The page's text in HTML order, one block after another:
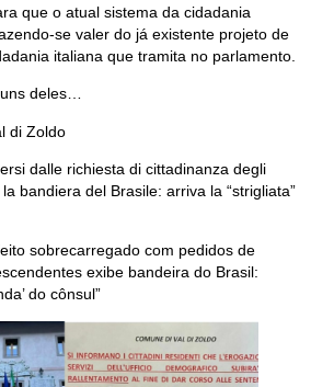
que o atual sistema da cidadania
se valer do já existente projeto de
italiana que tramita no parlamento.
deles…
di Zoldo
dalle richiesta di cittadinanza degli
bandiera del Brasile: arriva la “strigliata”
sobrecarregado com pedidos de
exibe bandeira do Brasil:
do cônsul”